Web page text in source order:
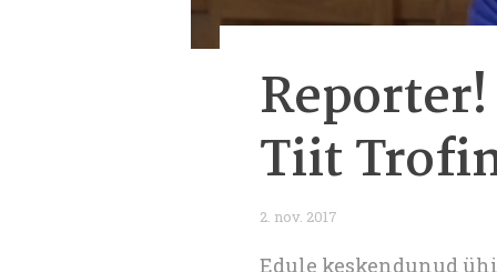
Tiit
2. nov. 2017
Edule keskendunud